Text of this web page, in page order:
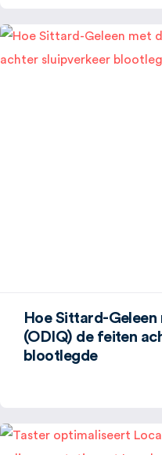
Hoe Sittard-
(ODIQ) de feiten
blootlegde